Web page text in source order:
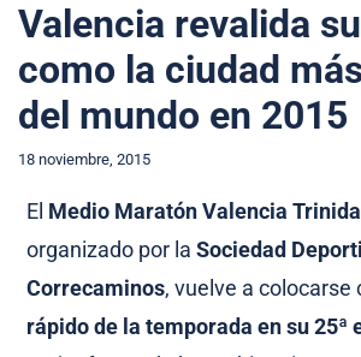
Valencia revalida
como la ciudad
del mundo en 2015
18 noviembre, 2015
El Medio Maratón Valencia
organizado por laSociedad
Correcaminos, vuelve a
rápido de la temporada en su 25ª